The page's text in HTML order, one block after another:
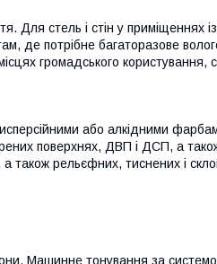
Для стель і стін у приміщеннях
де потрібне багаторазове
громадського користування,
або алкідними
поверхнях, ДВП і ДСП, а
також рельєфних, тиснених і
Машинне тонування за